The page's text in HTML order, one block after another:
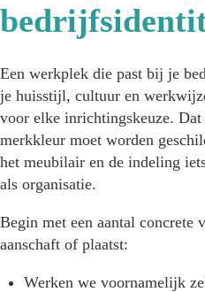
Een werkplek die past bij je
je huisstijl, cultuur en
voor elke inrichtingskeuze.
merkkleur moet worden
het meubilair en de indeling
als organisatie.
Begin met een aantal concrete
aanschaft of plaatst:
Werken we voornamelijk